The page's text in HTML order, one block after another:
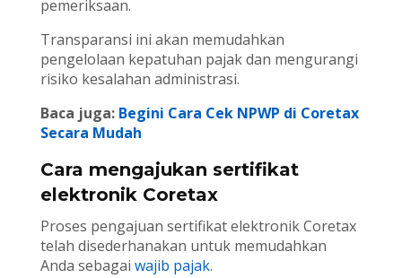
pemeriksaan.
Transparansi ini akan memudahkan
pengelolaan kepatuhan pajak dan mengurangi
risiko kesalahan administrasi.
Baca juga: Begini Cara Cek NPWP di Coretax
Secara Mudah
Cara mengajukan sertifikat
elektronik Coretax
Proses pengajuan sertifikat elektronik Coretax
telah disederhanakan untuk memudahkan
Anda sebagai wajib pajak.